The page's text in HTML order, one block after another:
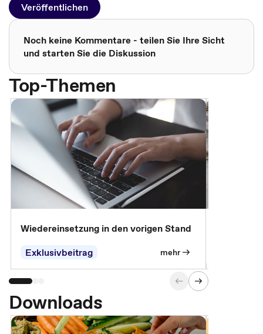
Veröffentlichen
Noch keine Kommentare - teilen Sie Ihre Sicht
und starten Sie die Diskussion
Top-Themen
Wiedereinsetzung in den vorigen Stand
Exklusivbeitrag
mehr
Downloads